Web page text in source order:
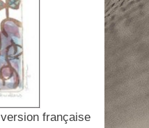
version française